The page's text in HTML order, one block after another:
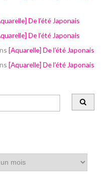
De l’été Japonais
De l’été Japonais
[Aquarelle] De l’été Japonais
[Aquarelle] De l’été Japonais